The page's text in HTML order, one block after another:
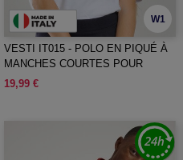
W1
VESTI IT015 - POLO EN PIQUÉ À
MANCHES COURTES POUR
ENFANTS
19,99 €